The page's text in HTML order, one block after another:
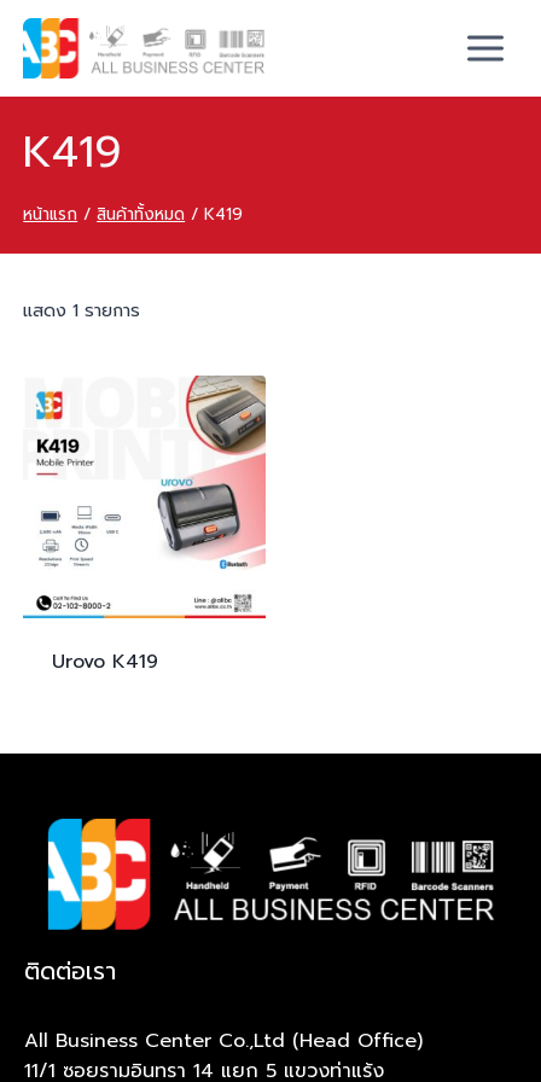
K419
หน้าแรก / สินค้าทั้งหมด / K419
แสดง 1 รายการ
Urovo K419
ติดต่อเรา
All Business Center Co.,Ltd (Head Office)
11/1 ซอยรามอินทรา 14 แยก 5 แขวงท่าแร้ง